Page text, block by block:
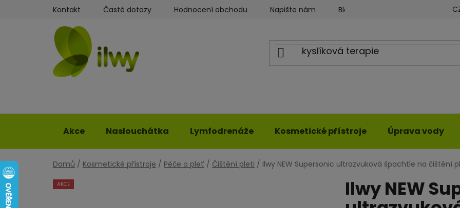
Kontakt Časté dotazy Hodnocení obchodu Napište nám Blog ILWY Obchodní
Akce Naslouchátka Lymfodrenáže Kosmetické přístroje Úprava vody
Domů / Kosmetické přístroje / Péče o pleť / Čištění pleti / Ilwy NEW Supersonic ultrazvuková špachtle na čištění
Ilwy NEW
AKCE